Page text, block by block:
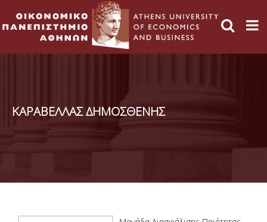
ΚΑΡΑΒΕΛΛΑΣ ΔΗΜΟΣΘΕΝΗΣ